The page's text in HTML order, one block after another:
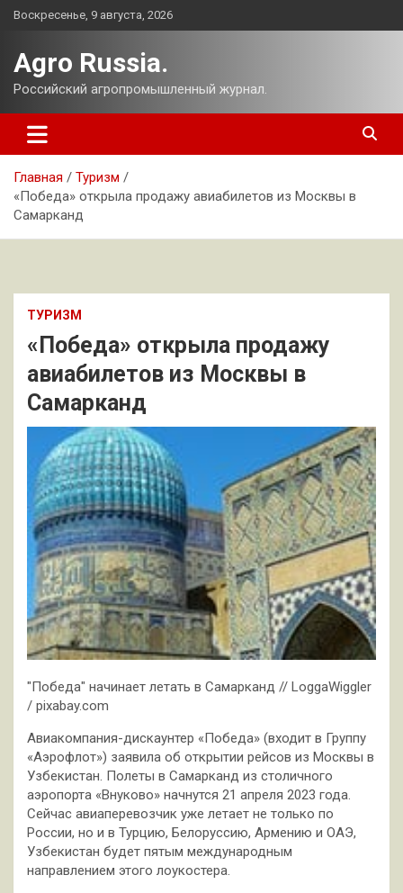
Перейти
Воскресенье, 9 августа, 2026
Agro Russia.
Российский агропромышленный журнал.
Главная
Туризм
«Победа» открыла продажу авиабилетов из Москвы в
Самарканд
ТУРИЗМ
«Победа» открыла продажу
авиабилетов из Москвы в
Самарканд
"Победа" начинает летать в Самарканд // LoggaWiggler
/ pixabay.com
Авиакомпания-дискаунтер «Победа» (входит в Группу
«Аэрофлот») заявила об открытии рейсов из Москвы в
Узбекистан. Полеты в Самарканд из столичного
аэропорта «Внуково» начнутся 21 апреля 2023 года.
Сейчас авиаперевозчик уже летает не только по
России, но и в Турцию, Белоруссию, Армению и ОАЭ,
Узбекистан будет пятым международным
направлением этого лоукостера.